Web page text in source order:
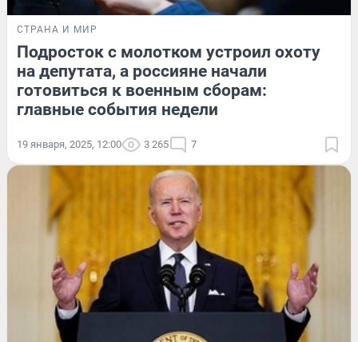
СТРАНА И МИР
Подросток с молотком устроил охоту
на депутата, а россияне начали
готовиться к военным сборам:
главные события недели
19 января, 2025, 12:00 3 265 7